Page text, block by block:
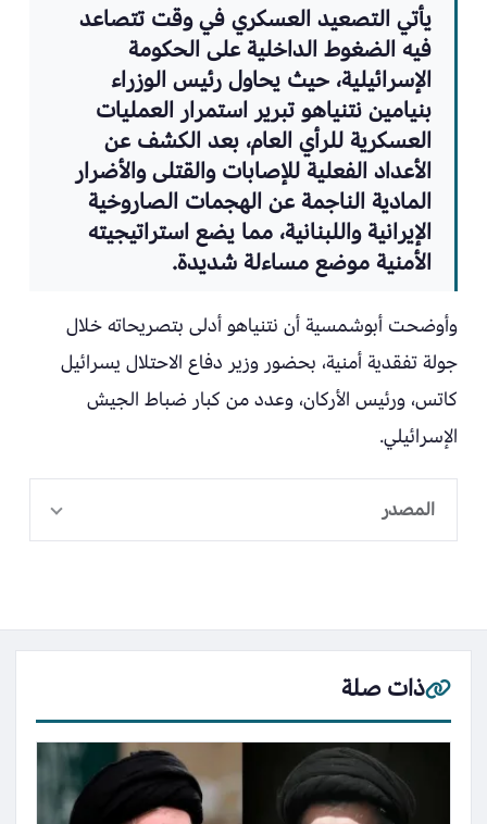
يأتي التصعيد العسكري في وقت تتصاعد
فيه الضغوط الداخلية على الحكومة
الإسرائيلية، حيث يحاول رئيس الوزراء
بنيامين نتنياهو تبرير استمرار العمليات
العسكرية للرأي العام، بعد الكشف عن
الأعداد الفعلية للإصابات والقتلى والأضرار
المادية الناجمة عن الهجمات الصاروخية
الإيرانية واللبنانية، مما يضع استراتيجيته
الأمنية موضع مساءلة شديدة.
وأوضحت أبوشمسية أن نتنياهو أدلى بتصريحاته خلال
جولة تفقدية أمنية، بحضور وزير دفاع الاحتلال يسرائيل
كاتس، ورئيس الأركان، وعدد من كبار ضباط الجيش
الإسرائيلي.
المصدر
ذات صلة